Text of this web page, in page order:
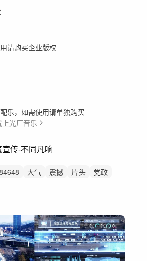
请购买企业版权
乐，如需使用请单独购买
光厂音乐
宣传-不同凡响
大气 震撼 片头
党政